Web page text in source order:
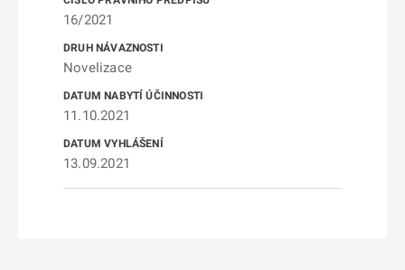
16/2021
Novelizace
11.10.2021
13.09.2021